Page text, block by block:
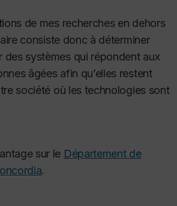
de mes recherches en dehors
consiste donc à déterminer
des systèmes qui répondent aux
âgées afin qu’elles restent
société où les technologies sont
sur le Département de
.